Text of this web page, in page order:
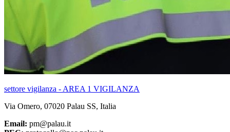
settore vigilanza - AREA 1 VIGILANZA
Via Omero, 07020 Palau SS, Italia
Email: pm@palau.it